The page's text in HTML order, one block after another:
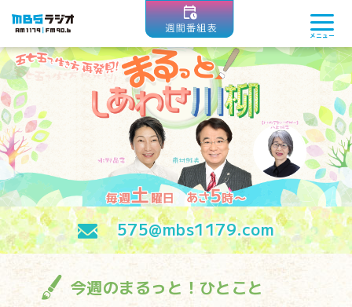
MBSラジオ 1179|FM90.6 メニュー
575@mbs1179.com
今週のまるっと！ひとこと